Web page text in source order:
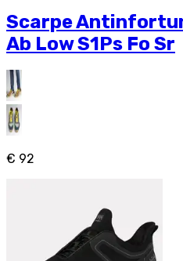
Scarpe
Ab Low S1Ps Fo Sr
€ 92